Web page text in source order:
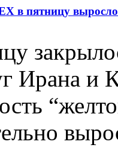
в пятницу
Ирана и